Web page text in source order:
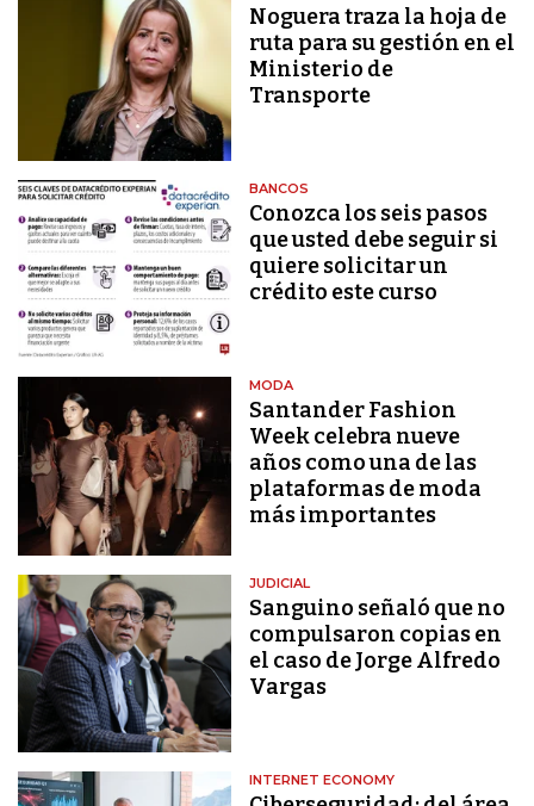
Noguera traza la hoja de
ruta para su gestión en el
Ministerio de
Transporte
BANCOS
Conozca los seis pasos
que usted debe seguir si
quiere solicitar un
crédito este curso
MODA
Santander Fashion
Week celebra nueve
años como una de las
plataformas de moda
más importantes
JUDICIAL
Sanguino señaló que no
compulsaron copias en
el caso de Jorge Alfredo
Vargas
INTERNET ECONOMY